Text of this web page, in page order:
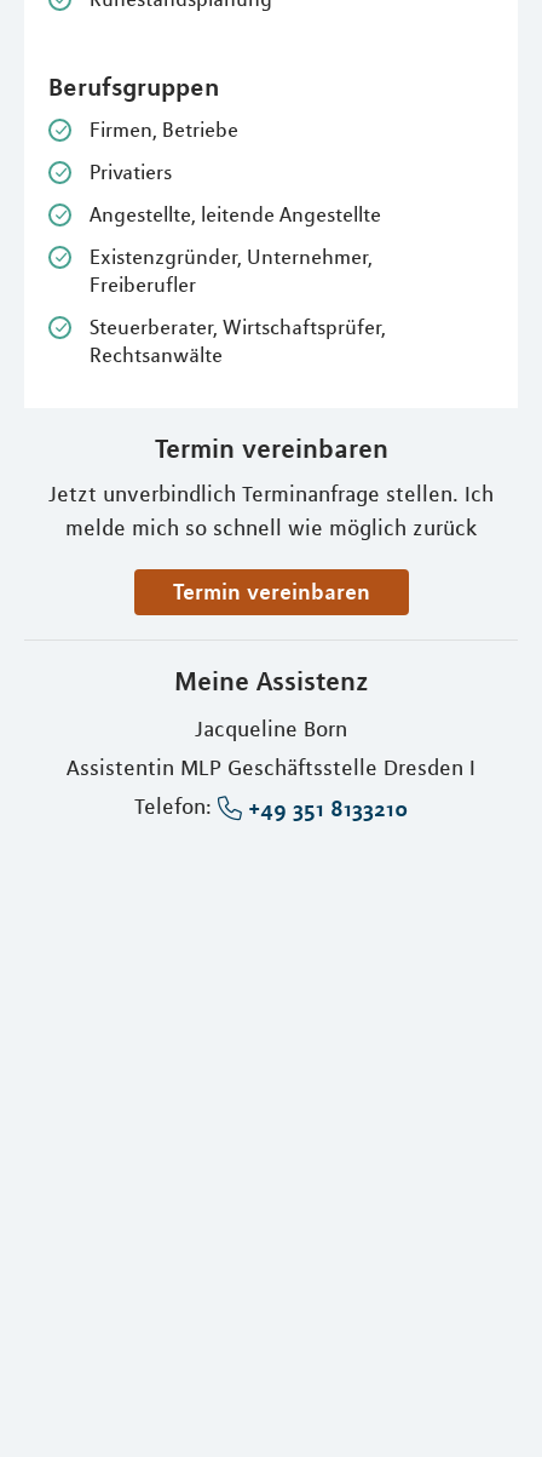
Berufsgruppen
Firmen, Betriebe
Privatiers
Angestellte, leitende Angestellte
Existenzgründer, Unternehmer,
Freiberufler
Steuerberater, Wirtschaftsprüfer,
Rechtsanwälte
Termin vereinbaren
Jetzt unverbindlich Terminanfrage stellen. Ich
melde mich so schnell wie möglich zurück
Termin vereinbaren
Meine Assistenz
Jacqueline Born
Assistentin MLP Geschäftsstelle Dresden I
Telefon:
+49 351 8133210